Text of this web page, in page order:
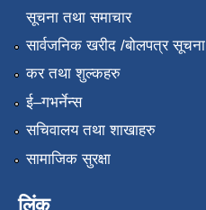
सूचना तथा समाचार
सार्वजनिक खरीद /बोलपत्र सूचना
कर तथा शुल्कहरु
ई–गभर्नेन्स
सचिवालय तथा शाखाहरु
सामाजिक सुरक्षा
लिंक